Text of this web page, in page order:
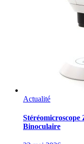
Actualité
Stéréomicroscope
Binoculaire